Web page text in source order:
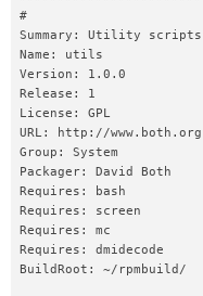
#
Summary: Utility
Name: utils
Version: 1.0.0
Release: 1
License: GPL
URL: http://www.both.org
Group: System
Packager: David Both
Requires: bash
Requires: screen
Requires: mc
Requires: dmidecode
BuildRoot: ~/rpmbuild/